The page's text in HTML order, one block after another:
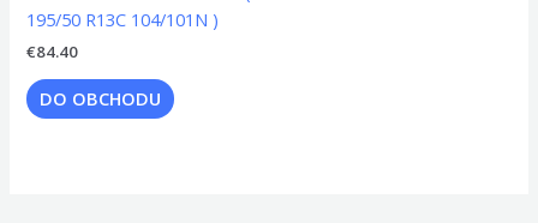
195/50 R13C 104/101N )
€84.40
DO OBCHODU